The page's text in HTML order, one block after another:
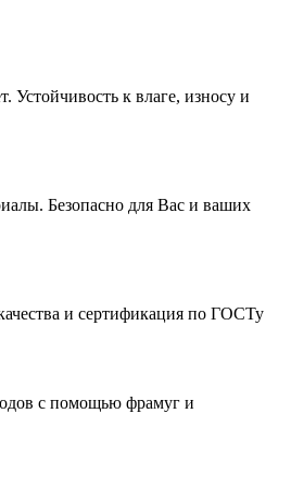
Устойчивость к влаге, износу и
Безопасно для Вас и ваших
и сертификация по ГОСТу
с помощью фрамуг и